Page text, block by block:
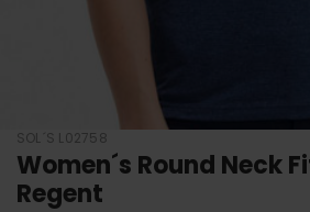
SOL´S L02758
Women´s Round Neck
Regent